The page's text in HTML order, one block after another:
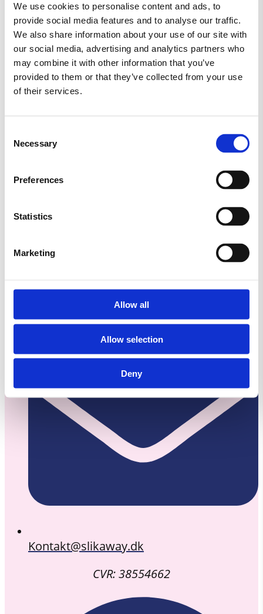
We use cookies to personalise content and ads, to
provide social media features and to analyse our traffic.
We also share information about your use of our site with
our social media, advertising and analytics partners who
may combine it with other information that you’ve
provided to them or that they’ve collected from your use
of their services.
Selection
Necessary
Preferences
Statistics
Marketing
Allow all
Allow selection
Deny
MARS MORS DAG NYT SLIK
RED BAND SALTLAKRIDS SKITTLES
SKUM SLIKAWAY
SLIKPOSER SURT SLIK
Kontakt@slikaway.dk
CVR: 38554662